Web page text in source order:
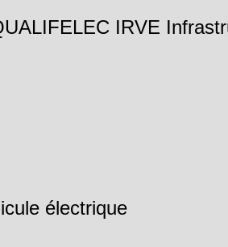
IRVE
électrique